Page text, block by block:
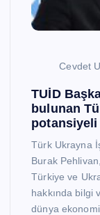
Cevdet
TUİD
bulunan
Türk Ukrayna
Burak
Türkiye ve
hakkında bilgi
dünya